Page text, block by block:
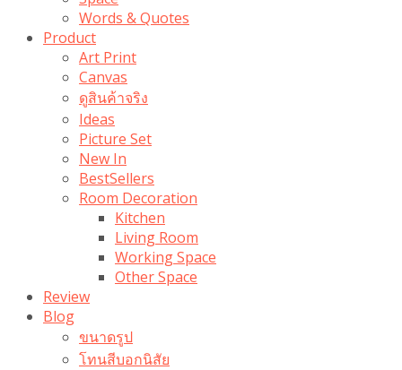
Words & Quotes
Product
Art Print
Canvas
ดูสินค้าจริง
Ideas
Picture Set
New In
BestSellers
Room Decoration
Kitchen
Living Room
Working Space
Other Space
Review
Blog
ขนาดรูป
โทนสีบอกนิสัย